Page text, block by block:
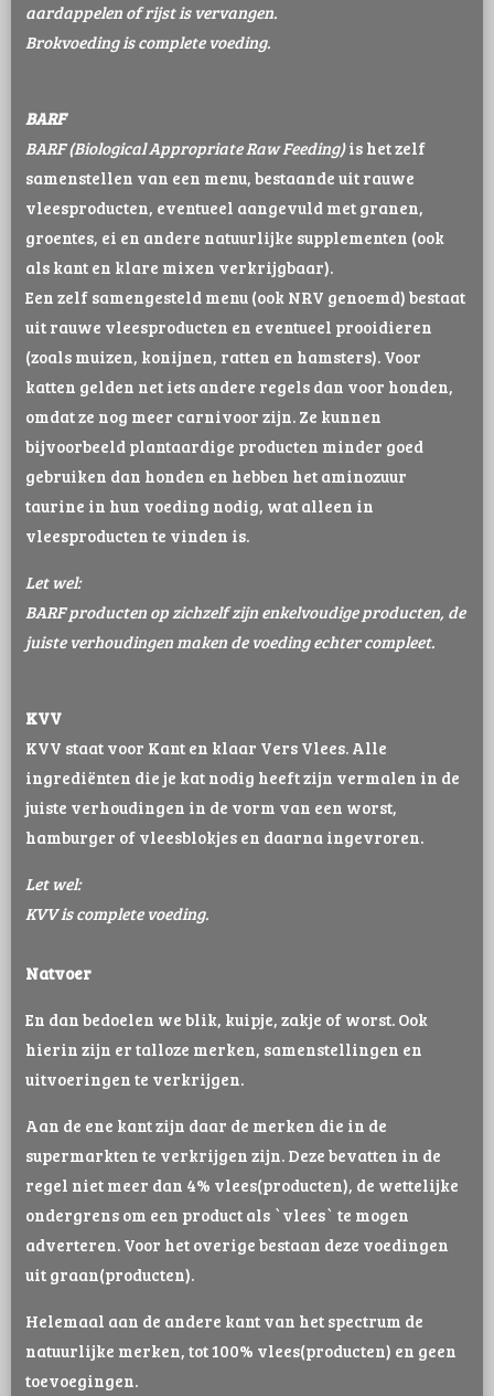
aardappelen of rijst is vervangen.
Brokvoeding is complete voeding.
BARF
BARF (Biological Appropriate Raw Feeding) is het zelf
samenstellen van een menu, bestaande uit rauwe
vleesproducten, eventueel aangevuld met granen,
groentes, ei en andere natuurlijke supplementen (ook
als kant en klare mixen verkrijgbaar).
Een zelf samengesteld menu (ook NRV genoemd) bestaat
uit rauwe vleesproducten en eventueel prooidieren
(zoals muizen, konijnen, ratten en hamsters). Voor
katten gelden net iets andere regels dan voor honden,
omdat ze nog meer carnivoor zijn. Ze kunnen
bijvoorbeeld plantaardige producten minder goed
gebruiken dan honden en hebben het aminozuur
taurine in hun voeding nodig, wat alleen in
vleesproducten te vinden is.
Let wel:
BARF producten op zichzelf zijn enkelvoudige producten, de
juiste verhoudingen maken de voeding echter compleet.
KVV
KVV staat voor Kant en klaar Vers Vlees. Alle
ingrediënten die je kat nodig heeft zijn vermalen in de
juiste verhoudingen in de vorm van een worst,
hamburger of vleesblokjes en daarna ingevroren.
Let wel:
KVV is complete voeding.
Natvoer
En dan bedoelen we blik, kuipje, zakje of worst. Ook
hierin zijn er talloze merken, samenstellingen en
uitvoeringen te verkrijgen.
Aan de ene kant zijn daar de merken die in de
supermarkten te verkrijgen zijn. Deze bevatten in de
regel niet meer dan 4% vlees(producten), de wettelijke
ondergrens om een product als `vlees` te mogen
adverteren. Voor het overige bestaan deze voedingen
uit graan(producten).
Helemaal aan de andere kant van het spectrum de
natuurlijke merken, tot 100% vlees(producten) en geen
toevoegingen.